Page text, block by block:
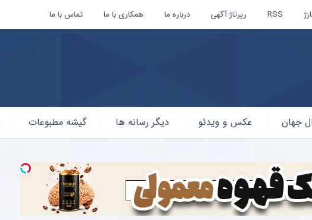
RSS رپرتاژ آگهی درباره ما همکاری با ما تماس با ما
جهان عکس و ویدئو دیگر رسانه ها گیشه مطبوعات